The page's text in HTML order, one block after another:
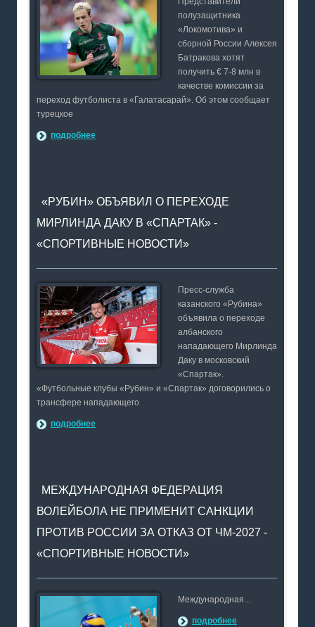
полузащитника
«Локомотива» и
сборной России Алексея
Батракова хотят
получить € 7-8 млн в
качестве комиссии за
переход футболиста в «Галатасарай». Об этом сообщает
турецкое
подробнее
«РУБИН» ОБЪЯВИЛ О ПЕРЕХОДЕ
МИРЛИНДА ДАКУ В «СПАРТАК» -
«СПОРТИВНЫЕ НОВОСТИ»
Пресс-служба
казанского «Рубина»
объявила о переходе
албанского
нападающего Мирлинда
Даку в московский
«Спартак».
«Футбольные клубы «Рубин» и «Спартак» договорились о
трансфере нападающего
подробнее
МЕЖДУНАРОДНАЯ ФЕДЕРАЦИЯ
ВОЛЕЙБОЛА НЕ ПРИМЕНИТ САНКЦИИ
ПРОТИВ РОССИИ ЗА ОТКАЗ ОТ ЧМ-2027 -
«СПОРТИВНЫЕ НОВОСТИ»
Международная...
подробнее